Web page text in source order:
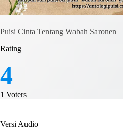
Puisi Cinta Tentang Wabah Saronen
Rating
4
1 Voters
Versi Audio